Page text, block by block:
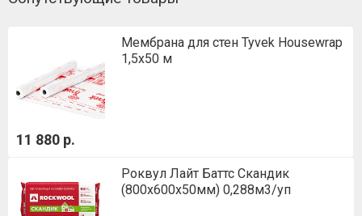
Мембрана для стен Tyvek Housewrap
1,5х50 м
11 880 р.
Роквул Лайт Баттс Скандик
(800х600х50мм) 0,288м3/уп